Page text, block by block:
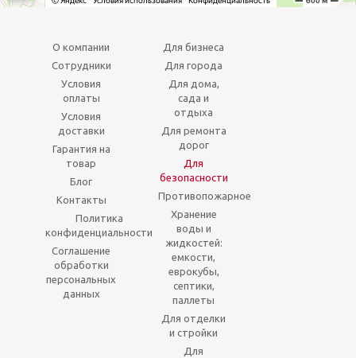
О компании
Сотрудники
Условия
оплаты
Условия
доставки
Гарантия на
товар
Блог
Контакты
Политика
конфиденциальности
Соглашение
обработки
персональных
данных
Для бизнеса
Для города
Для дома,
сада и
отдыха
Для ремонта
дорог
Для
безопасности
Противопожарное
Хранение
воды и
жидкостей:
емкости,
еврокубы,
септики,
паллеты
Для отделки
и стройки
Для